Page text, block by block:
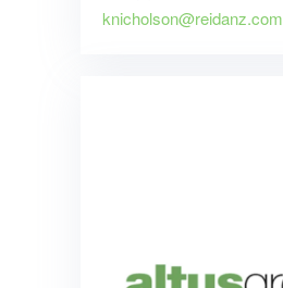
knicholson@reidanz.com